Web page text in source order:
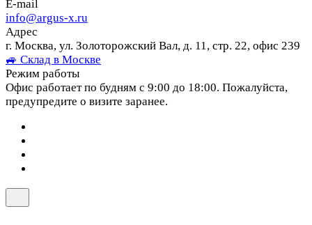
E-mail
info@argus-x.ru
Адрес
г. Москва, ул. Золоторожский Вал, д. 11, стр. 22, офис 239
🚙 Склад в Москве
Режим работы
Офис работает по будням с 9:00 до 18:00. Пожалуйста,
предупредите о визите заранее.